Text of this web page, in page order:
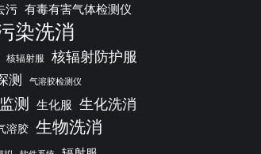
污 有毒有害气体检测仪
染洗消
核辐射服 核辐射防护服
测 气溶胶检测仪
测 生化服 生化洗消
溶胶 生物洗消